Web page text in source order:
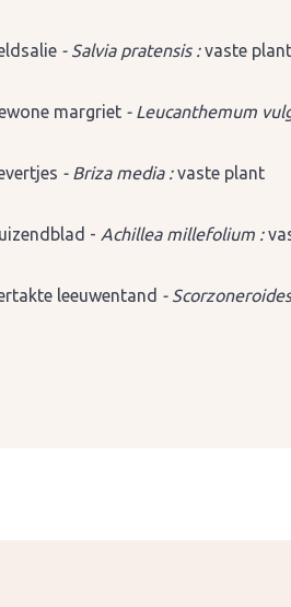
- Salvia pratensis :vaste plant
margriet - Leucanthemum
- Briza media :vaste plant
- Achillea millefolium :
leeuwentand -